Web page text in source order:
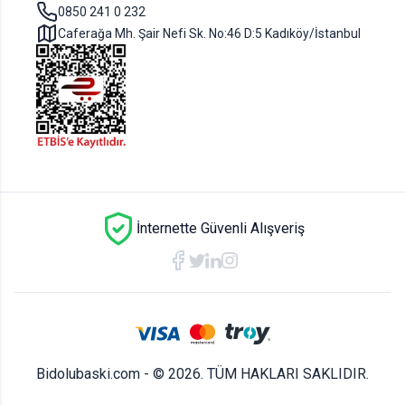
Gerekenler
- Sipariş vereceğiniz karton bardak özelliklerini (ebat,
adet vb.) doğru yazarak teklif istediğinizden emin
olun.
- Karton bardak tasarımında kullanacağınız logo
-Tasarımınızı siteye yüklerken psd, ai ya da pdf
formatında yükleyiniz.
0850 241 0 232
Caferağa Mh. Şair Nefi Sk. No:46 D:5 Kadıköy/İstanbul
İnternette Güvenli Alışveriş
Bidolubaski.com - © 2026. TÜM HAKLARI SAKLIDIR.